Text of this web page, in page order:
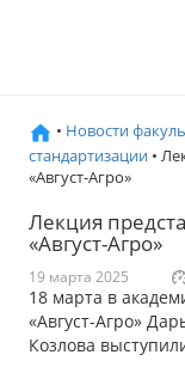
• Новости
стандартизации •
«Август-Агро»
Лекция
«Август-Агро»
19 марта 2025
18 марта в
«Август-Агро»
Козлова